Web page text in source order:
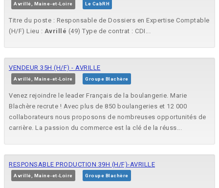
Avrillé, Maine-et-Loire Le CabRH
Titre du poste : Responsable de Dossiers en Expertise Comptable
(H/F) Lieu : Avrillé (49) Type de contrat : CDI...
VENDEUR 35H (H/F) - AVRILLE
Avrillé, Maine-et-Loire Groupe Blachère
Venez rejoindre le leader Français de la boulangerie. Marie
Blachère recrute ! Avec plus de 850 boulangeries et 12 000
collaborateurs nous proposons de nombreuses opportunités de
carrière. La passion du commerce est la clé de la réuss...
RESPONSABLE PRODUCTION 39H (H/F)-AVRILLE
Avrillé, Maine-et-Loire Groupe Blachère